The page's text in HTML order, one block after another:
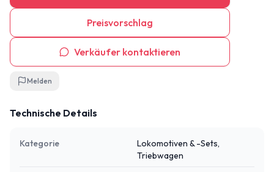
Preisvorschlag
Verkäufer kontaktieren
Melden
Technische Details
Kategorie
Lokomotiven & -Sets,
Triebwagen